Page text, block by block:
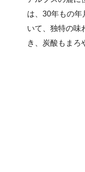
は、30年もの年
いて、独特の味
き、炭酸もまろ